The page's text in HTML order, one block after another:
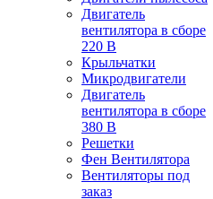
Двигатель
вентилятора в сборе
220 В
Крыльчатки
Микродвигатели
Двигатель
вентилятора в сборе
380 В
Решетки
Фен Вентилятора
Вентиляторы под
заказ